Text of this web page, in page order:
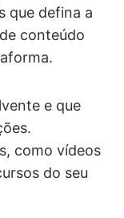
que defina a
conteúdo
e que
como vídeos
do seu